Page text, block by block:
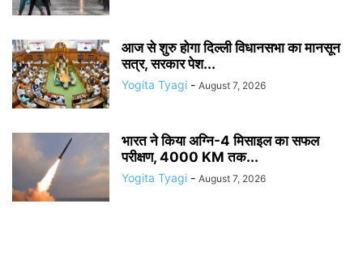
आज से शुरु होगा दिल्ली विधानसभा का मानसून
सत्र, सरकार पेश...
Yogita Tyagi - August 7, 2026
भारत ने किया अग्नि-4 मिसाइल का सफल
परीक्षण, 4000 KM तक...
Yogita Tyagi - August 7, 2026